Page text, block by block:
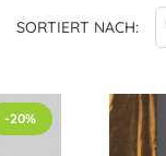
SORTIERT NACH:
-20%